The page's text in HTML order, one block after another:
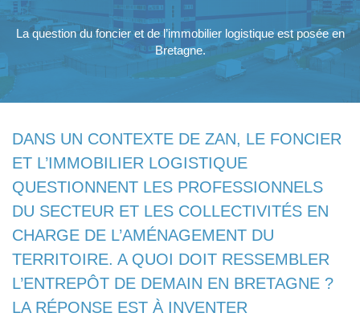
La question du foncier et de l’immobilier logistique est posée en
Bretagne.
DANS UN CONTEXTE DE ZAN, LE FONCIER
ET L’IMMOBILIER LOGISTIQUE
QUESTIONNENT LES PROFESSIONNELS
DU SECTEUR ET LES COLLECTIVITÉS EN
CHARGE DE L’AMÉNAGEMENT DU
TERRITOIRE. A QUOI DOIT RESSEMBLER
L’ENTREPÔT DE DEMAIN EN BRETAGNE ?
LA RÉPONSE EST À INVENTER